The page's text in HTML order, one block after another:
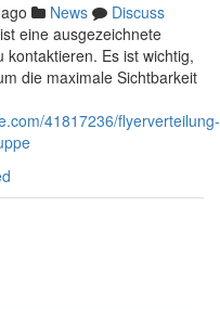
News
Discuss
eine ausgezeichnete
Es ist wichtig,
die maximale Sichtbarkeit
41817236/flyerverteilung-